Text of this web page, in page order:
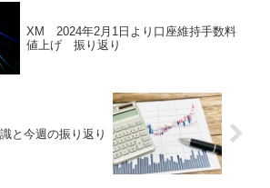
XM 2024年2月1日より口座維持手数料
値上げ 振り返り
と今週の振り返り